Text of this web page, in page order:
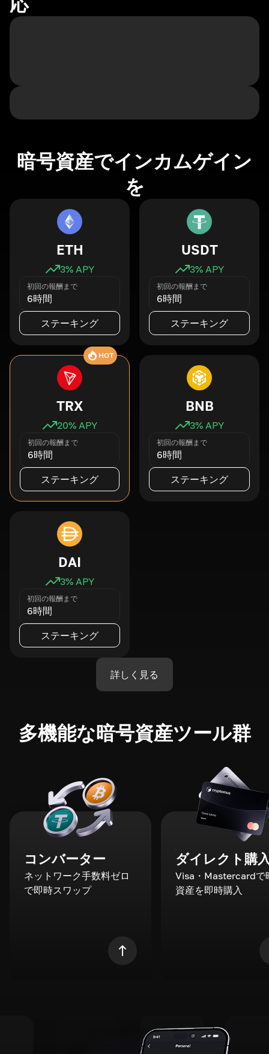
暗号資産でインカムゲイン
を
ETH
3% APY
初回の報酬まで
6時間
ステーキング
USDT
3% APY
初回の報酬まで
6時間
ステーキング
HOT
TRX
20% APY
初回の報酬まで
6時間
ステーキング
BNB
3% APY
初回の報酬まで
6時間
ステーキング
DAI
3% APY
初回の報酬まで
6時間
ステーキング
詳しく見る
多機能な暗号資産ツール群
コンバーター
ネットワーク手数料ゼロ
で即時スワップ
ダイレクト購
Visa・Mastercardで
資産を即時購入